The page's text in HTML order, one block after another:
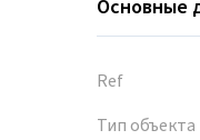
Основные
Ref
Тип объекта